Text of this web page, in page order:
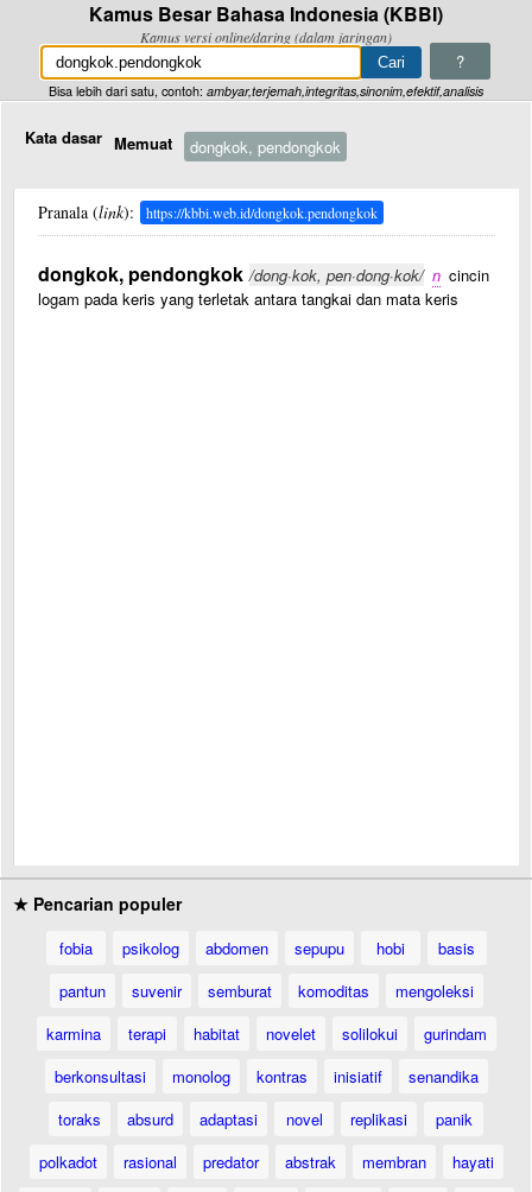
Kamus Besar Bahasa Indonesia (KBBI)
Kamus versi online/daring (dalam jaringan)
?
Bisa lebih dari satu, contoh: ambyar,terjemah,integritas,sinonim,efektif,analisis
Kata dasar Memuat dongkok, pendongkok
Pranala (link): https://kbbi.web.id/dongkok.pendongkok
dongkok, pendongkok /dong·kok, pen·dong·kok/ n cincin
logam pada keris yang terletak antara tangkai dan mata keris
★ Pencarian populer
fobia psikolog abdomen sepupu hobi
basis
pantun
suvenir semburat komoditas
mengoleksi
karmina
terapi habitat novelet solilokui
gurindam
berkonsultasi
monolog kontras inisiatif
senandika
toraks
absurd adaptasi novel replikasi
panik
polkadot
rasional predator abstrak membran
hayati